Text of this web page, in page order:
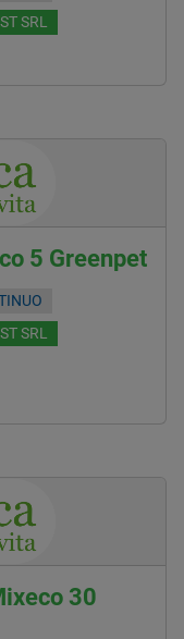
SRL
5 Greenpet
SRL
30